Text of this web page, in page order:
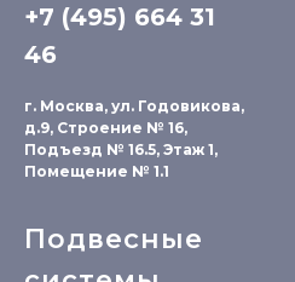
+7 (495) 664 31
46
г. Москва, ул. Годовикова,
д.9, Строение № 16,
Подъезд № 16.5, Этаж 1,
Помещение № 1.1
Подвесные